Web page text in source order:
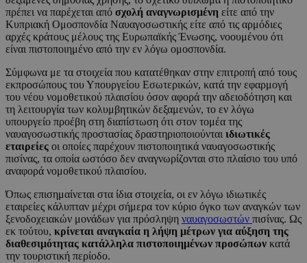
πρέπει να παρέχεται από σχολή αναγνωρισμένη είτε από την
Κυπριακή Ομοσπονδία Ναυαγοσωστικής είτε από τις αρμόδιες
αρχές κράτους μέλους της Ευρωπαϊκής Ένωσης, νοουμένου ότι
είναι πιστοποιημένο από την εν λόγω ομοσπονδία.
Σύμφωνα με τα στοιχεία που κατατέθηκαν στην επιτροπή από τους
εκπροσώπους του Υπουργείου Εσωτερικών, κατά την εφαρμογή
του νέου νομοθετικού πλαισίου όσον αφορά την αδειοδότηση και
τη λειτουργία των κολυμβητικών δεξαμενών, το εν λόγω
υπουργείο προέβη στη διαπίστωση ότι στον τομέα της
ναυαγοσωστικής προστασίας δραστηριοποιούνται ιδιωτικές
εταιρείες οι οποίες παρέχουν πιστοποιητικά ναυαγοσωστικής
πισίνας, τα οποία ωστόσο δεν αναγνωρίζονται στο πλαίσιο του υπό
αναφορά νομοθετικού πλαισίου.
Όπως επισημαίνεται στα ίδια στοιχεία, οι εν λόγω ιδιωτικές
εταιρείες κάλυπταν μέχρι σήμερα τον κύριο όγκο των αναγκών των
ξενοδοχειακών μονάδων για πρόσληψη ναυαγοσωστών πισίνας. Ως
εκ τούτου, κρίνεται αναγκαία η λήψη μέτρων για αύξηση της
διαθεσιμότητας κατάλληλα πιστοποιημένων προσώπων κατά
την τουριστική περίοδο.